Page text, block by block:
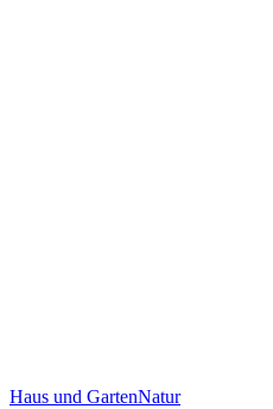
Haus und GartenNatur